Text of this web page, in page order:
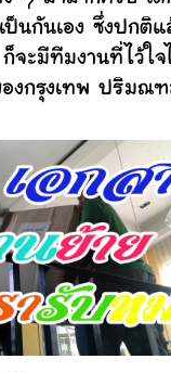
นกันเอง ซึ่งปกติแ
ก็จะมีทีมงานที่ไว้ใ
องกรุงเทพ ปริมณ